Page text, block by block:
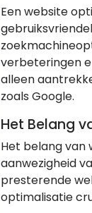
Een website
verbeteringen
alleen
zoals Google.
Het Belang
Het belang van
aanwezigheid
presterende
optimalisatie